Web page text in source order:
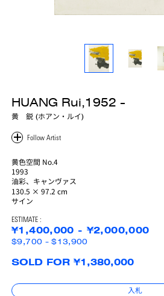
HUANG Rui,1952 -
黄 鋭 (ホアン・ルイ)
黄色空間 No.4
1993
油彩、キャンヴァス
130.5 × 97.2 cm
サイン
ESTIMATE :
¥1,400,000 - ¥2,000,000
$9,700 - $13,900
SOLD FOR ¥1,380,000
入札